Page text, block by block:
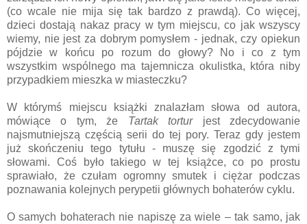
(co wcale nie mija się tak bardzo z prawdą). Co więcej,
dzieci dostają nakaz pracy w tym miejscu, co jak wszyscy
wiemy, nie jest za dobrym pomysłem - jednak, czy opiekun
pójdzie w końcu po rozum do głowy? No i co z tym
wszystkim wspólnego ma tajemnicza okulistka, która niby
przypadkiem mieszka w miasteczku?
W którymś miejscu książki znalazłam słowa od autora,
mówiące o tym, że Tartak torturjest zdecydowanie
najsmutniejszą częścią serii do tej pory. Teraz gdy jestem
już skończeniu tego tytułu - muszę się zgodzić z tymi
słowami. Coś było takiego w tej książce, co po prostu
sprawiało, że czułam ogromny smutek i ciężar podczas
poznawania kolejnych perypetii głównych bohaterów cyklu.
O samych bohaterach nie napiszę za wiele – tak samo, jak